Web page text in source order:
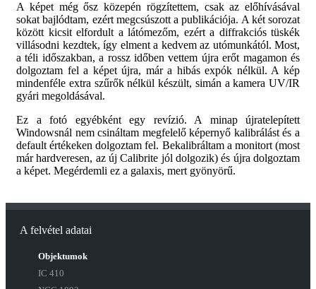
A képet még ősz közepén rögzítettem, csak az előhívásával
sokat bajlódtam, ezért megcsúszott a publikációja. A két sorozat
között kicsit elfordult a látómezőm, ezért a diffrakciós tüskék
villásodni kezdtek, így elment a kedvem az utómunkától. Most,
a téli időszakban, a rossz időben vettem újra erőt magamon és
dolgoztam fel a képet újra, már a hibás expók nélkül. A kép
mindenféle extra szűrők nélkül készült, simán a kamera UV/IR
gyári megoldásával.
Ez a fotó egyébként egy revízió. A minap újratelepített
Windowsnál nem csináltam megfelelő képernyő kalibrálást és a
default értékeken dolgoztam fel. Bekalibráltam a monitort (most
már hardveresen, az új Calibrite jól dolgozik) és újra dolgoztam
a képet. Megérdemli ez a galaxis, mert gyönyörű.
A felvétel adatai
Objektumok
IC 410